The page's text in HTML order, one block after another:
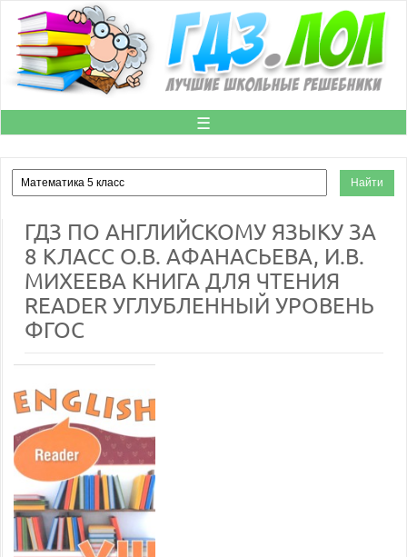
☰
ГДЗ ПО АНГЛИЙСКОМУ ЯЗЫКУ ЗА
8 КЛАСС О.В. АФАНАСЬЕВА, И.В.
МИХЕЕВА КНИГА ДЛЯ ЧТЕНИЯ
READER УГЛУБЛЕННЫЙ УРОВЕНЬ
ФГОС